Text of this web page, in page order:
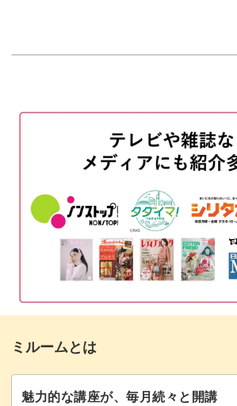
シェルステッカーを貼る
ベースにベースジェルをのせる
クリア部分に乳白色をのせる
ホワイトで境目のラインを描く
クリア部分にコーラルカラーをのせる
濃いコーラルカラーを重ねる
コーラル部分にベースジェルをのせる
絞り染め技法で模様を作る
ミルームとは
魅力的な講座が、毎月続々と開講